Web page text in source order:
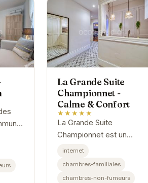
La Grande Suite
Championnet -
Calme & Confort
★★★★★
La Grande Suite
Championnet est un
appartement spacieux
internet
chambres-familiales
chambres-non-fumeurs